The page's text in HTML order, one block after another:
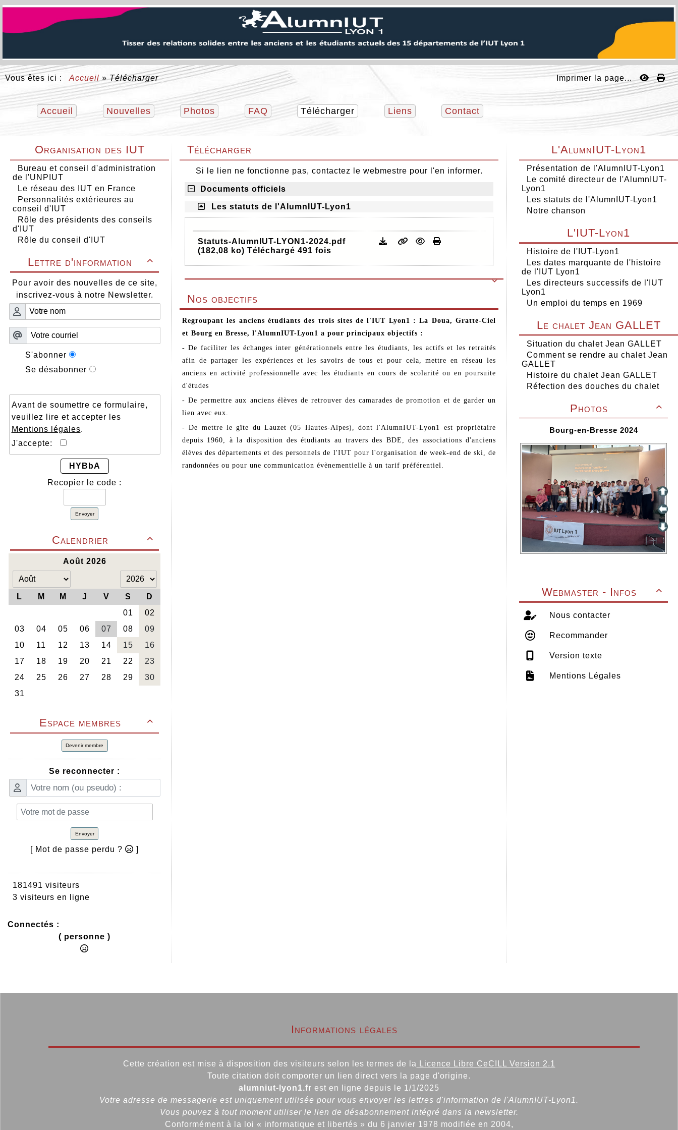
Vous êtes ici : Accueil »Télécharger Imprimer la page...
Accueil Nouvelles Photos FAQ Télécharger Liens Contact
Organisation des IUT
Bureau et conseil d'administration
de l'UNPIUT
Le réseau des IUT en France
Personnalités extérieures au
conseil d'IUT
Rôle des présidents des conseils
d'IUT
Rôle du conseil d'IUT

Lettre d'information
Pour avoir des nouvelles de ce site,
inscrivez-vous à notre Newsletter.
S'abonner
Se désabonner
Avant de soumettre ce formulaire,
veuillez lire et accepter les
Mentions légales.
J'accepte:
HYBbA
Recopier le code :
Envoyer

Calendrier

Espace membres
Devenir membre
Se reconnecter :
Envoyer
[ Mot de passe perdu ? ]
181491 visiteurs
3 visiteurs en ligne
Connectés :
( personne )
Télécharger
Si le lien ne fonctionne pas, contactez le webmestre pour l'en informer.
Documents officiels
Les statuts de l'AlumnIUT-Lyon1
Statuts-AlumnIUT-LYON1-2024.pdf
(182,08 ko) Téléchargé 491 fois

Nos objectifs
Regroupant les anciens étudiants des trois sites de l'IUT Lyon1 : La Doua, Gratte-Ciel
et Bourg en Bresse, l'AlumnIUT-Lyon1 a pour principaux objectifs :
- De faciliter les échanges inter générationnels entre les étudiants, les actifs et les retraités
afin de partager les expériences et les savoirs de tous et pour cela, mettre en réseau les
anciens en activité professionnelle avec les étudiants en cours de scolarité ou en poursuite
d'études
- De permettre aux anciens élèves de retrouver des camarades de promotion et de garder un
lien avec eux.
- De mettre le gîte du Lauzet (05 Hautes-Alpes), dont l'AlumnIUT-Lyon1 est propriétaire
depuis 1960, à la disposition des étudiants au travers des BDE, des associations d'anciens
élèves des départements et des personnels de l'IUT pour l'organisation de week-end de ski, de
randonnées ou pour une communication évènementielle à un tarif préférentiel.
L'AlumnIUT-Lyon1
Présentation de l'AlumnIUT-Lyon1
Le comité directeur de l'AlumnIUT-
Lyon1
Les statuts de l'AlumnIUT-Lyon1
Notre chanson
L'IUT-Lyon1
Histoire de l'IUT-Lyon1
Les dates marquante de l'histoire
de l'IUT Lyon1
Les directeurs successifs de l'IUT
Lyon1
Un emploi du temps en 1969
Le chalet Jean GALLET
Situation du chalet Jean GALLET
Comment se rendre au chalet Jean
GALLET
Histoire du chalet Jean GALLET
Réfection des douches du chalet

Photos
Bourg-en-Bresse 2024

Webmaster - Infos
Nous contacter
Recommander
Version texte
Mentions Légales
Informations légales
Cette création est mise à disposition des visiteurs selon les termes de la Licence Libre CeCILL Version 2.1
Toute citation doit comporter un lien direct vers la page d'origine.
alumniut-lyon1.fr est en ligne depuis le 1/1/2025
Votre adresse de messagerie est uniquement utilisée pour vous envoyer les lettres d'information de l'AlumnIUT-Lyon1.
Vous pouvez à tout moment utiliser le lien de désabonnement intégré dans la newsletter.
Conformément à la loi « informatique et libertés » du 6 janvier 1978 modifiée en 2004,